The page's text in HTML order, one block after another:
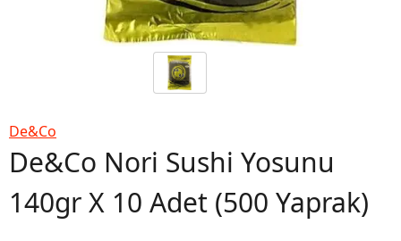
De&Co
De&Co Nori Sushi Yosunu
140gr X 10 Adet (500 Yaprak)